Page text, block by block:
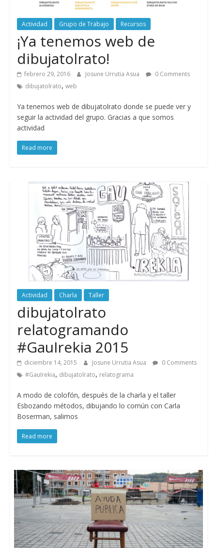
Actividad Grupo de Trabajo Recursos
¡Ya tenemos web de
dibujatolrato!
febrero 29, 2016 Josune Urrutia Asua
0 Comments
dibujatolrato, web
Ya tenemos web de dibujatolrato donde se puede ver y
seguir la actividad del grupo. Gracias a que somos
actividad
Read more
Actividad Charla Taller
dibujatolrato
relatogramando
#GauIrekia 2015
diciembre 14, 2015 Josune Urrutia Asua
0 Comments
#GauIrekia, dibujatolrato, relatograma
A modo de colofón, después de la charla y el taller
Esbozando métodos, dibujando lo común con Carla
Boserman, salimos
Read more